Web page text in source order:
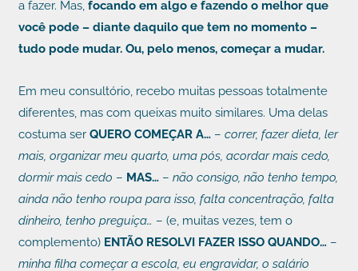
a fazer. Mas,focando em algo e fazendo o melhor que
você pode – diante daquilo que tem no momento –
tudo pode mudar. Ou, pelo menos, começar a mudar.
Em meu consultório, recebo muitas pessoas totalmente
diferentes, mas com queixas muito similares. Uma delas
costuma ser QUERO COMEÇAR A… – correr, fazer dieta, ler
mais, organizar meu quarto, uma pós, acordar mais cedo,
dormir mais cedo – MAS…– não consigo, não tenho tempo,
ainda não tenho roupa para isso, falta concentração, falta
dinheiro, tenho preguiça… – (e, muitas vezes, tem o
complemento) ENTÃO RESOLVI FAZER ISSO QUANDO…–
minha filha começar a escola, eu engravidar, o salário